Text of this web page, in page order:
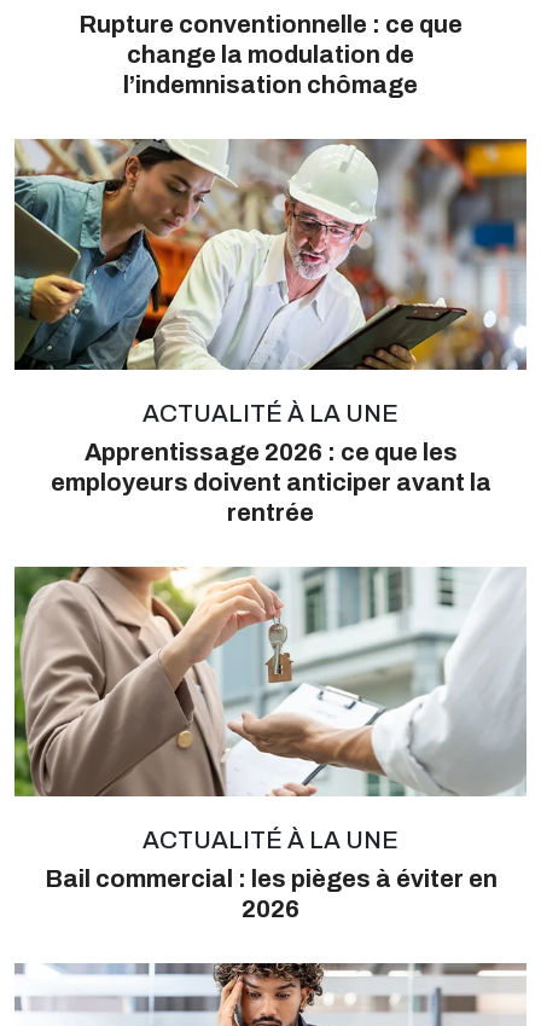
Rupture conventionnelle : ce que
change la modulation de
l’indemnisation chômage
ACTUALITÉ À LA UNE
Apprentissage 2026 : ce que les
employeurs doivent anticiper avant la
rentrée
ACTUALITÉ À LA UNE
Bail commercial : les pièges à éviter en
2026